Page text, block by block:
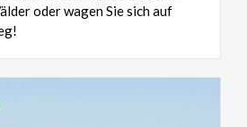
oder wagen Sie sich auf